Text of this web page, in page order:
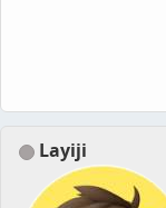
Layiji